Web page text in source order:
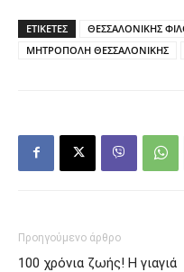
ΕΤΙΚΕΤΕΣ
ΘΕΣΣΑΛΟΝΙΚΗΣ
ΜΗΤΡΟΠΟΛΗ ΘΕΣΣΑΛΟΝΙΚΗΣ
Προηγούμενο άρθρο
100 χρόνια ζωής! Η γιαγιά